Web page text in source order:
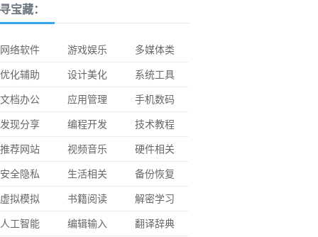
宝藏：
网络软件 游戏娱乐
多媒体类
优化辅助
设计美化
系统工具
文档办公
应用管理
手机数码
发现分享
编程开发
技术教程
推荐网站
视频音乐
硬件相关
安全隐私
生活相关
备份恢复
虚拟模拟
书籍阅读
解密学习
人工智能
编辑输入
翻译辞典